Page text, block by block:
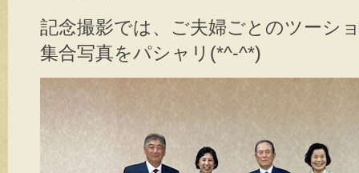
記念撮影では、ご夫婦ごとのツーシ
集合写真をパシャリ(*^-^*)